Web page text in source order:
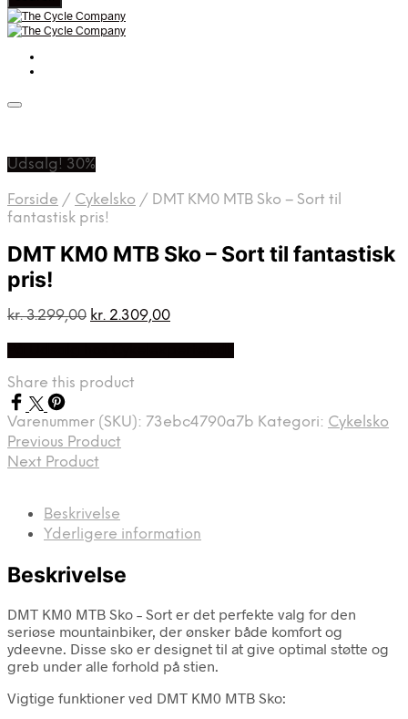
Udsalg! 30%
Forside / Cykelsko / DMT KM0 MTB Sko – Sort til
fantastisk pris!
DMT KM0 MTB Sko – Sort til fantastisk
pris!
kr.3.299,00 Den
kr. 3.299,00.
kr. 2.309,00Den
Share this product
Varenummer (SKU): 73ebc4790a7b Kategori: Cykelsko
Previous Product
Next Product
Beskrivelse
Yderligere information
Beskrivelse
DMT KM0 MTB Sko – Sort er det perfekte valg for den
seriøse mountainbiker, der ønsker både komfort og
ydeevne. Disse sko er designet til at give optimal støtte og
greb under alle forhold på stien.
Vigtige funktioner ved DMT KM0 MTB Sko: